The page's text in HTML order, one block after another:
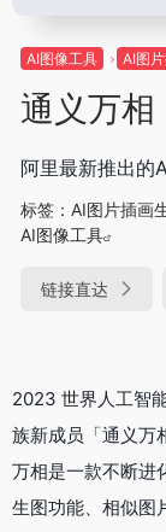
AI图像工具 AI图
通义万相
阿里最新推出的
标签： AI图片插画
AI图像工具
链接直达
2023 世界人工智
族新成员「通义万
万相是一款不断进
生图功能、相似图